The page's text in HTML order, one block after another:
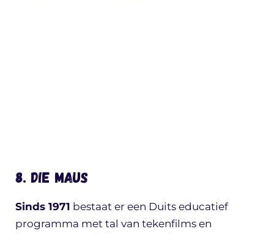
8. Die Maus
Sinds 1971 bestaat er een Duits educatief
programma met tal van tekenfilms en